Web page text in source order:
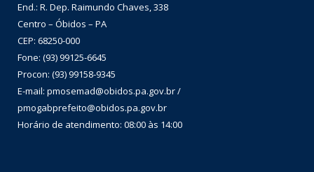
End.: R. Dep. Raimundo Chaves, 338
Centro – Óbidos – PA
CEP: 68250-000
Fone: (93) 99125-6645
Procon: (93) 99158-9345
E-mail: pmosemad@obidos.pa.gov.br /
pmogabprefeito@obidos.pa.gov.br
Horário de atendimento: 08:00 às 14:00